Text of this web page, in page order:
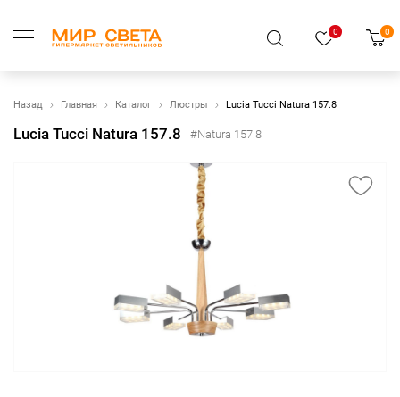
0 0
Назад Главная Каталог Люстры Lucia Tucci Natura 157.8
Lucia Tucci Natura 157.8 #Natura 157.8